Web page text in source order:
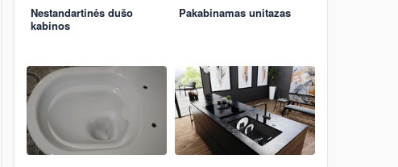
Nestandartinės dušo
kabinos
Pakabinamas unitazas